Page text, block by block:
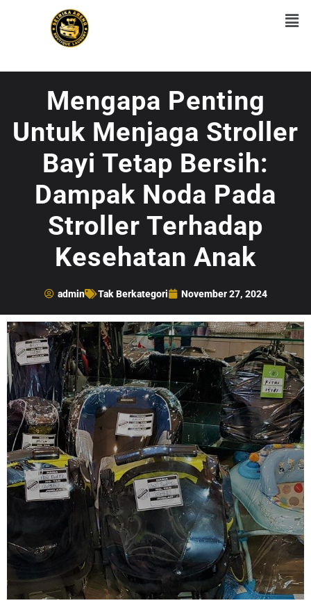
Mengapa Penting
Untuk Menjaga Stroller
Bayi Tetap Bersih:
Dampak Noda Pada
Stroller Terhadap
Kesehatan Anak
admin Tak Berkategori November 27, 2024